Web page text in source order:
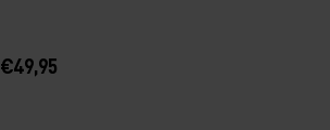
€49,95